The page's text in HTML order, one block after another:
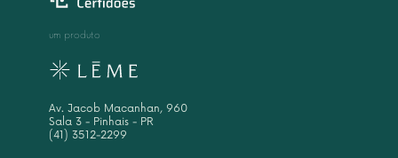
um produto
Av. Jacob Macanhan, 960
Sala 3 - Pinhais - PR
(41) 3512-2299